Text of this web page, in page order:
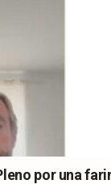
por una